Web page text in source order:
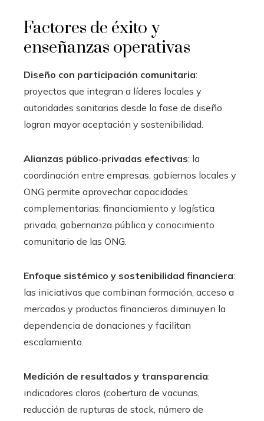
Factores de éxito y
enseñanzas operativas
Diseño con participación comunitaria:
proyectos que integran a líderes locales y
autoridades sanitarias desde la fase de diseño
logran mayor aceptación y sostenibilidad.
Alianzas público‑privadas efectivas: la
coordinación entre empresas, gobiernos locales y
ONG permite aprovechar capacidades
complementarias: financiamiento y logística
privada, gobernanza pública y conocimiento
comunitario de las ONG.
Enfoque sistémico y sostenibilidad financiera:
las iniciativas que combinan formación, acceso a
mercados y productos financieros diminuyen la
dependencia de donaciones y facilitan
escalamiento.
Medición de resultados y transparencia:
indicadores claros (cobertura de vacunas,
reducción de rupturas de stock, número de